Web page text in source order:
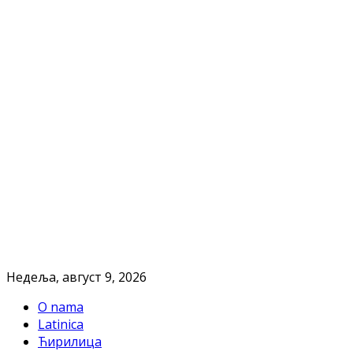
Недеља, август 9, 2026
O nama
Latinica
Ћирилица